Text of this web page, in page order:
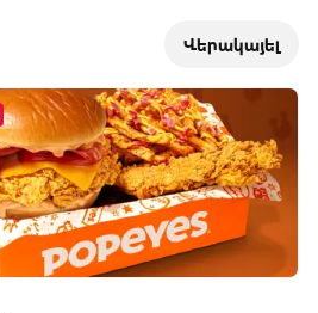
Վերակայել